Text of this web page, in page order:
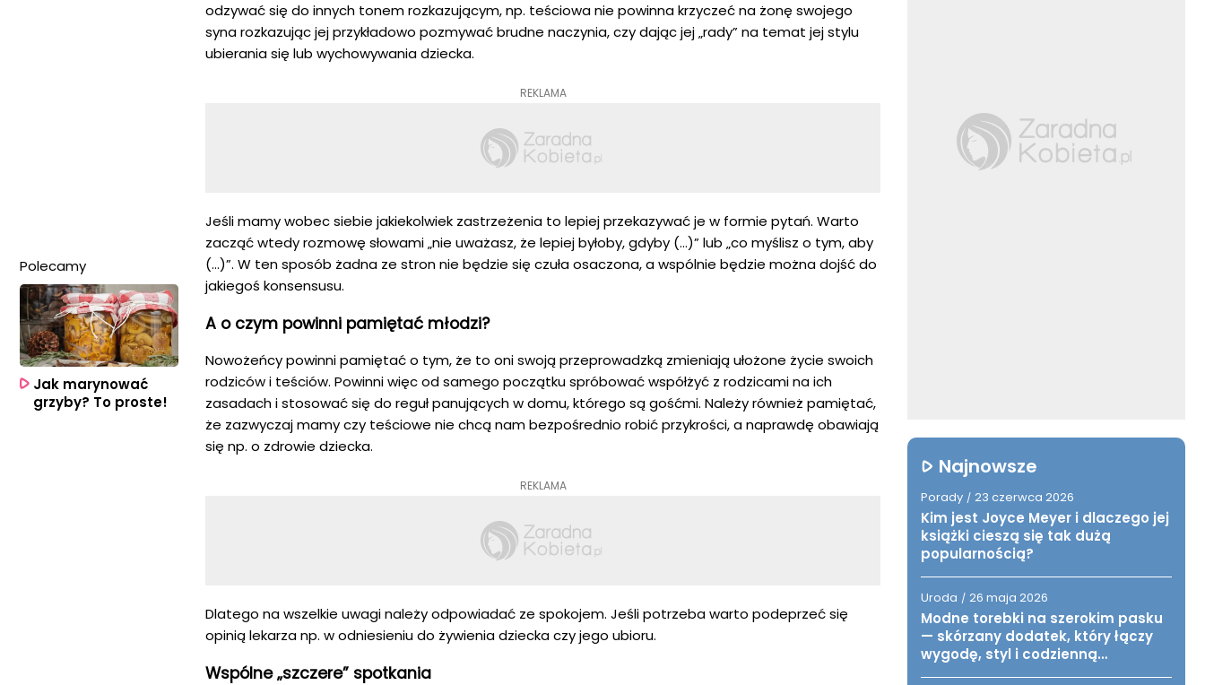
odzywać się do innych tonem rozkazującym, np. teściowa nie powinna krzyczeć na żonę swojego
syna rozkazując jej przykładowo pozmywać brudne naczynia, czy dając jej „rady” na temat jej stylu
ubierania się lub wychowywania dziecka.
REKLAMA
Jeśli mamy wobec siebie jakiekolwiek zastrzeżenia to lepiej przekazywać je w formie pytań. Warto
zacząć wtedy rozmowę słowami „nie uważasz, że lepiej byłoby, gdyby (…)” lub „co myślisz o tym, aby
(…)”. W ten sposób żadna ze stron nie będzie się czuła osaczona, a wspólnie będzie można dojść do
jakiegoś konsensusu.
A o czym powinni pamiętać młodzi?
Nowożeńcy powinni pamiętać o tym, że to oni swoją przeprowadzką zmieniają ułożone życie swoich
rodziców i teściów. Powinni więc od samego początku spróbować współżyć z rodzicami na ich
zasadach i stosować się do reguł panujących w domu, którego są gośćmi. Należy również pamiętać,
że zazwyczaj mamy czy teściowe nie chcą nam bezpośrednio robić przykrości, a naprawdę obawiają
się np. o zdrowie dziecka.
REKLAMA
Dlatego na wszelkie uwagi należy odpowiadać ze spokojem. Jeśli potrzeba warto podeprzeć się
opinią lekarza np. w odniesieniu do żywienia dziecka czy jego ubioru.
Wspólne „szczere” spotkania
Polecamy
Jak marynować
grzyby? To proste!
Najnowsze
Porady / 23 czerwca 2026
Kim jest Joyce Meyer i dlaczego jej
książki cieszą się tak dużą
popularnością?
Uroda / 26 maja 2026
Modne torebki na szerokim pasku
— skórzany dodatek, który łączy
wygodę, styl i codzienną